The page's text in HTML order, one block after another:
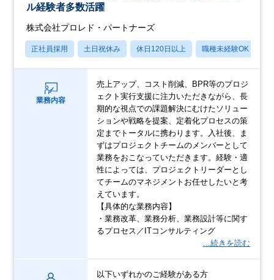
ル経験者多数活躍
株式会社プロレド・パートナーズ
正社員採用 土日祝休み 休日120日以上 職種未経験OK
業務内容
売上アップ、コスト削減、BPR等のプロジ
ェクト実行支援に注力いただきながら、長
期的な視点での課題解決にむけたソリュー
ションや戦略を提案、定着化プロセスの策
定までトータルに携わります。入社後、ま
ずはプロジェクトチームのメンバーとして
業務をおこなっていただきます。経験・適
性によっては、プロジェクトリーダーとし
てチームのマネジメントお任せしたいと考
えています。
【具体的な業務内容】
・業務改革、業務分析、業務設計等に関す
るプロセス／ITコンサルティング
…続きを読む
以下いずれかのご経験がある方